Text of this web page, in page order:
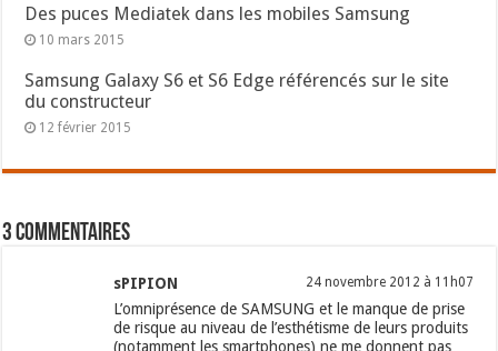
Des puces Mediatek dans les mobiles Samsung
10 mars 2015
Samsung Galaxy S6 et S6 Edge référencés sur le site
du constructeur
12 février 2015
3 commentaires
sPIPION 24 novembre 2012 à 11h07
L’omniprésence de SAMSUNG et le manque de prise
de risque au niveau de l’esthétisme de leurs produits
(notamment les smartphones) ne me donnent pas